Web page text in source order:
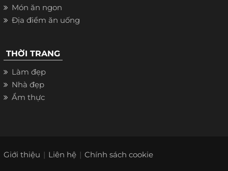
Món ăn ngon
Địa điểm ăn uống
THỜI TRANG
Làm đẹp
Nhà đẹp
Ẩm thực
Giới thiệu Liên hệ Chính sách cookie